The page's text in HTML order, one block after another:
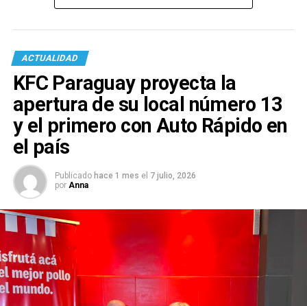
ACTUALIDAD
KFC Paraguay proyecta la
apertura de su local número 13
y el primero con Auto Rápido en
el país
Publicado hace 1 mes el 7 julio, 2026
por Anna